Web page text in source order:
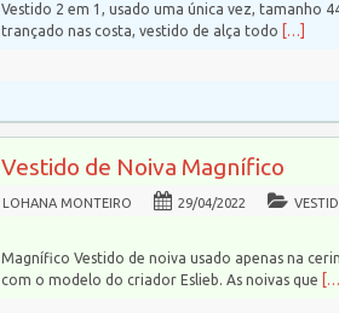
Vestido 2 em 1, usado uma única vez, tamanho
trançado nas costa, vestido de alça todo […]
Vestido de Noiva Magnífico
LOHANA MONTEIRO 29/04/2022
Magnífico Vestido de noiva usado apenas na
com o modelo do criador Eslieb. As noivas que […]